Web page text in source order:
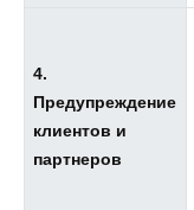
4.
Предупреждение
клиентов и
партнеров